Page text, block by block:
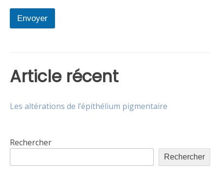
Envoyer
Article récent
Les altérations de l’épithélium pigmentaire
Rechercher
Rechercher